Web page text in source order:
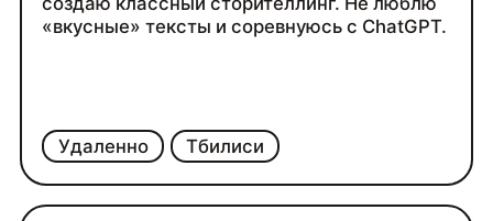
Удаленно Тбилиси
«вкусные» тексты и соревнуюсь с ChatGPT.